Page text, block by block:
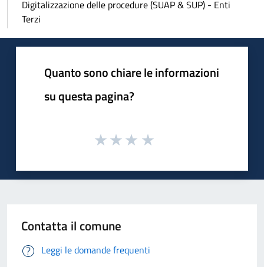
Digitalizzazione delle procedure (SUAP & SUP) - Enti
Terzi
Quanto sono chiare le informazioni
su questa pagina?
Contatta il comune
Leggi le domande frequenti